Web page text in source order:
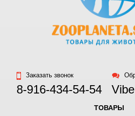
Заказать звонок
8-916-434-54-54
ТОВАРЫ